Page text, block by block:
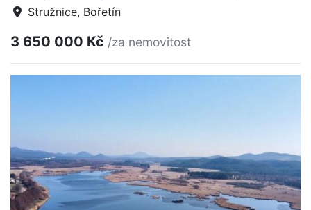
Stružnice, Bořetín
3 650 000 Kč /za nemovitost